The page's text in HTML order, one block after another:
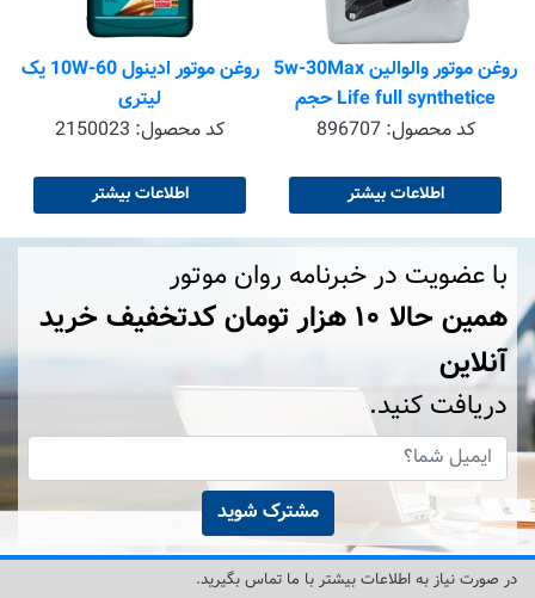
روغن موتور والوالین 5w-30Max
Life full synthetice حجم
4.732 لیتر
کد محصول:896707
اطلاعات بیشتر
روغن موتور ادینول 10W-60 یک
لیتری
کد محصول: 2150023
اطلاعات بیشتر
با عضویت در خبرنامه روان موتور
همین حالا ۱۰ هزار تومان کد‌تخفیف خرید
آنلاین
دریافت کنید.
مشترک شوید
در صورت نیاز به اطلاعات بیشتر با ما تماس بگیرید.